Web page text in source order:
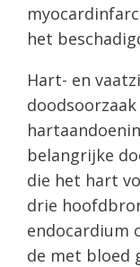
het
Hart- en
belangrijke
die het hart
drie
endocardium
de met bloed